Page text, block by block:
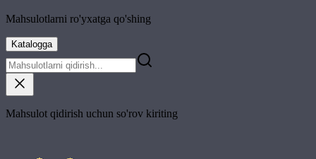
Mahsulotlarni ro'yxatga qo'shing
Katalogga
Mahsulot qidirish uchun so'rov kiriting